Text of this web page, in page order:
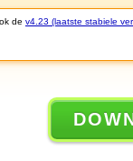
de v4.23 (laatste stabiele